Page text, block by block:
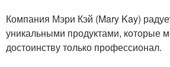
Компания Мэри Кэй (Mary Kay)
уникальными продуктами, которые
достоинству только профессионал.